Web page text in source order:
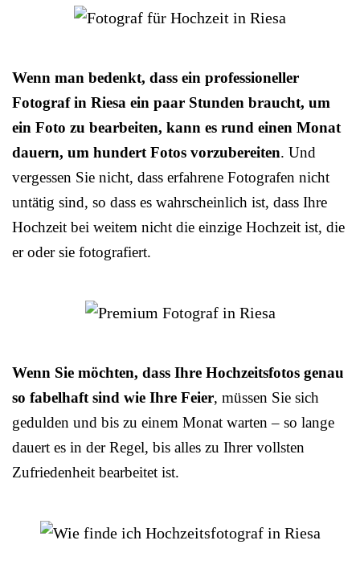
Wenn man bedenkt, dass ein professioneller
Fotograf in Riesa ein paar Stunden braucht, um
ein Foto zu bearbeiten, kann es rund einen Monat
dauern, um hundert Fotos vorzubereiten. Und
vergessen Sie nicht, dass erfahrene Fotografen nicht
untätig sind, so dass es wahrscheinlich ist, dass Ihre
Hochzeit bei weitem nicht die einzige Hochzeit ist, die
er oder sie fotografiert.
Wenn Sie möchten, dass Ihre Hochzeitsfotos genau
so fabelhaft sind wie Ihre Feier, müssen Sie sich
gedulden und bis zu einem Monat warten – so lange
dauert es in der Regel, bis alles zu Ihrer vollsten
Zufriedenheit bearbeitet ist.